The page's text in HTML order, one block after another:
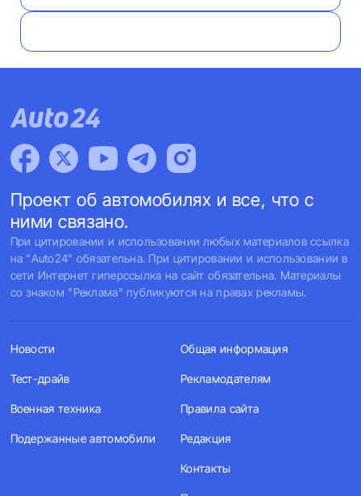
Проект об автомобилях и все, что с
ними связано.
При цитировании и использовании любых материалов ссылка
на "Auto24" обязательна. При цитировании и использовании в
сети Интернет гиперссылка на сайт обязательна. Материалы
со знаком "Реклама" публикуются на правах рекламы.
Новости
Тест-драйв
Военная техника
Подержанные автомобили
Общая информация
Рекламодателям
Правила сайта
Редакция
Контакты